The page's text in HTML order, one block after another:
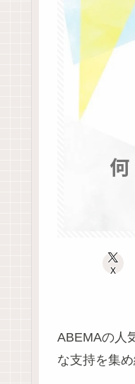
X
ABEMAの人
な支持を集め